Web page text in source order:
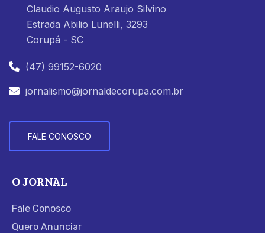
Claudio Augusto Araujo Silvino
Estrada Abilio Lunelli, 3293
Corupá - SC
(47) 99152-6020
jornalismo@jornaldecorupa.com.br
FALE CONOSCO
O JORNAL
Fale Conosco
Quero Anunciar